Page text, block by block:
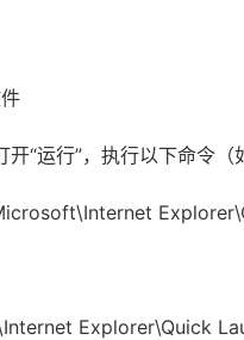
运行”，执行以下命令（
Explorer\Quick